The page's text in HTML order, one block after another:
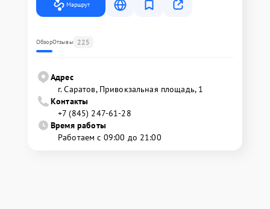
Маршрут
ОбзорОтзывы 225
Адрес
г. Саратов, Привокзальная площадь, 1
Контакты
+7 (845) 247-61-28
Время работы
Работаем с 09:00 до 21:00